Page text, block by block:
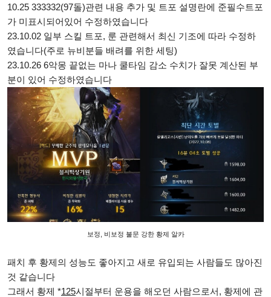
10.25 333332(97돌)관련 내용 추가 및 트포 설명란에 준필수트포
가 미표시되어있어 수정하였습니다
23.10.02 일부 스킬 트포, 룬 관련해서 최신 기조에 따라 수정하
였습니다(주로 뉴비분들 배려를 위한 세팅)
23.10.26 6악몽 끝없는 마나 쿨타임 감소 수치가 잘못 계산된 부
분이 있어 수정하였습니다
보정, 비보정 불문 강한 황제 알카
패치 후 황제의 성능도 좋아지고 새로 유입되는 사람들도 많아진
것 같습니다
그래서 황제 *125시절부터 운용을 해오던 사람으로서, 황제에 관